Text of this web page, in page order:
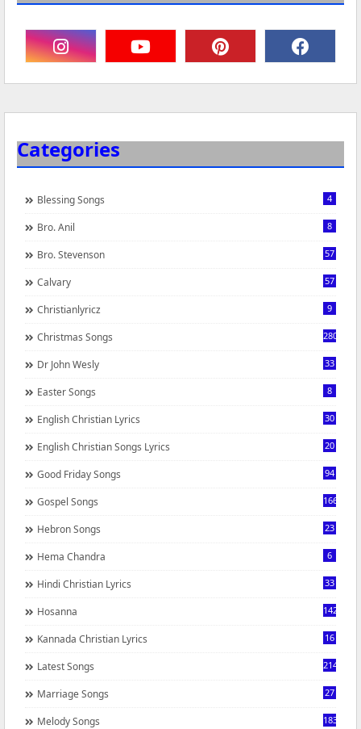
Categories
Blessing Songs 4
Bro. Anil 8
Bro. Stevenson 57
Calvary 57
Christianlyricz 9
Christmas Songs 280
Dr John Wesly 33
Easter Songs 8
English Christian Lyrics 30
English Christian Songs Lyrics 20
Good Friday Songs 94
Gospel Songs 166
Hebron Songs 23
Hema Chandra 6
Hindi Christian Lyrics 33
Hosanna 142
Kannada Christian Lyrics 16
Latest Songs 214
Marriage Songs 27
Melody Songs 183